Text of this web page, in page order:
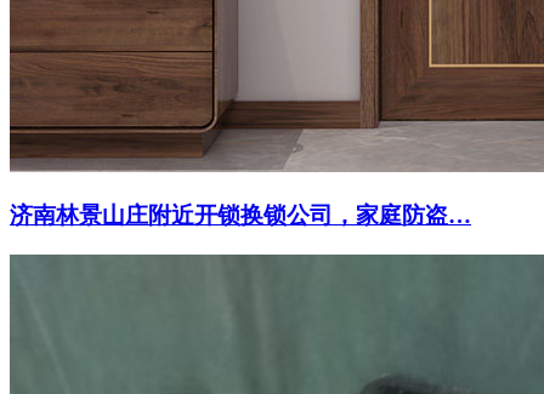
济南林景山庄附近开锁换锁公司，家庭防盗…